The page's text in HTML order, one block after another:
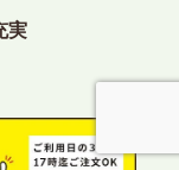
のセカンド
ケータリン
実